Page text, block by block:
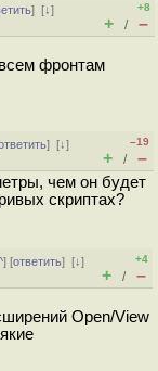
][↓]
+8
+ / –
фронтам
][↓]
–19
+ / –
чем он будет
скриптах?
] [ответить][↓]
+4
+ / –
Open/View